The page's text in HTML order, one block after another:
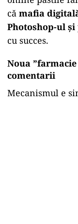
că mafia
Photoshop-ul
cu succes.
Noua
comentarii
Mecanismul e